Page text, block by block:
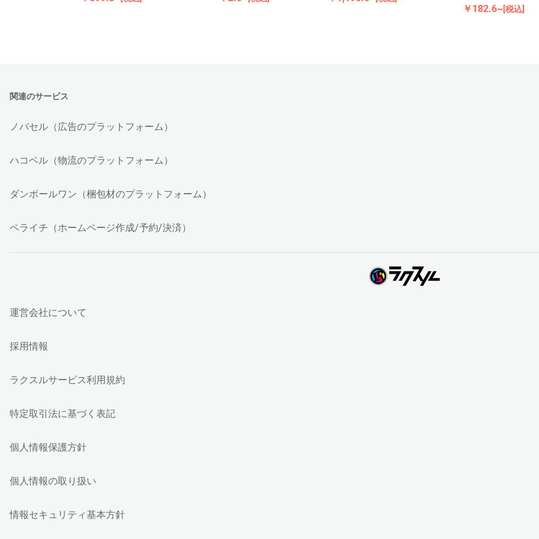
￥182.6~[税込]
関連のサービス
ノバセル（広告のプラットフォーム）
ハコベル（物流のプラットフォーム）
ダンボールワン（梱包材のプラットフォーム）
ペライチ（ホームページ作成/予約/決済）
運営会社について
採用情報
ラクスルサービス利用規約
特定取引法に基づく表記
個人情報保護方針
個人情報の取り扱い
情報セキュリティ基本方針